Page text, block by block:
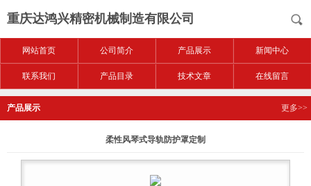
重庆达鸿兴精密机械制造有限公司
网站首页 公司简介 产品展示 新闻中心
联系我们 产品目录 技术文章 在线留言
产品展示 更多>>
柔性风琴式导轨防护罩定制